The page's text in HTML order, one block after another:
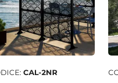
CAL-2NR